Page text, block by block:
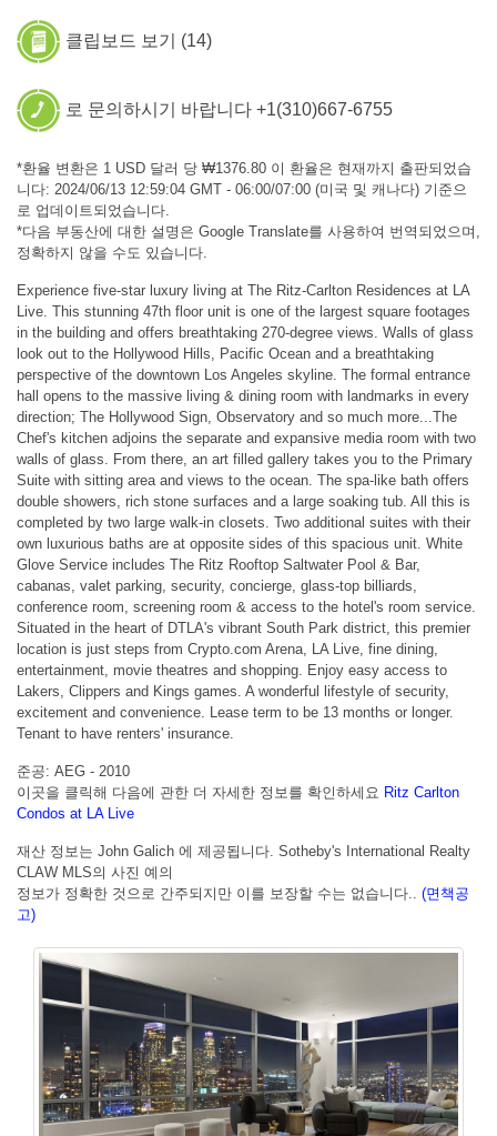
클립보드 보기 (14)
로 문의하시기 바랍니다 +1(310)667-6755
*환율 변환은 1 USD 달러 당 ₩1376.80 이 환율은 현재까지 출판되었습
니다: 2024/06/13 12:59:04 GMT - 06:00/07:00 (미국 및 캐나다) 기준으
로 업데이트되었습니다.
*다음 부동산에 대한 설명은 Google Translate를 사용하여 번역되었으며,
정확하지 않을 수도 있습니다.
Experience five-star luxury living at The Ritz-Carlton Residences at LA
Live. This stunning 47th floor unit is one of the largest square footages
in the building and offers breathtaking 270-degree views. Walls of glass
look out to the Hollywood Hills, Pacific Ocean and a breathtaking
perspective of the downtown Los Angeles skyline. The formal entrance
hall opens to the massive living & dining room with landmarks in every
direction; The Hollywood Sign, Observatory and so much more...The
Chef's kitchen adjoins the separate and expansive media room with two
walls of glass. From there, an art filled gallery takes you to the Primary
Suite with sitting area and views to the ocean. The spa-like bath offers
double showers, rich stone surfaces and a large soaking tub. All this is
completed by two large walk-in closets. Two additional suites with their
own luxurious baths are at opposite sides of this spacious unit. White
Glove Service includes The Ritz Rooftop Saltwater Pool & Bar,
cabanas, valet parking, security, concierge, glass-top billiards,
conference room, screening room & access to the hotel's room service.
Situated in the heart of DTLA's vibrant South Park district, this premier
location is just steps from Crypto.com Arena, LA Live, fine dining,
entertainment, movie theatres and shopping. Enjoy easy access to
Lakers, Clippers and Kings games. A wonderful lifestyle of security,
excitement and convenience. Lease term to be 13 months or longer.
Tenant to have renters' insurance.
준공: AEG - 2010
이곳을 클릭해 다음에 관한 더 자세한 정보를 확인하세요 Ritz Carlton
Condos at LA Live
재산 정보는 John Galich 에 제공됩니다. Sotheby's International Realty
CLAW MLS의 사진 예의
정보가 정확한 것으로 간주되지만 이를 보장할 수는 없습니다.. (면책공
고)